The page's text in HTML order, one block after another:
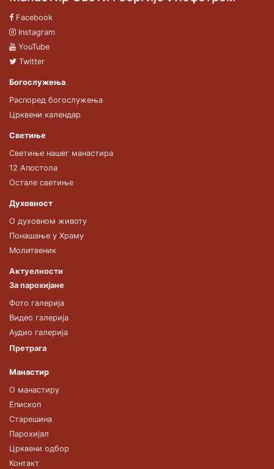
Facebook
Instagram
YouTube
Twitter
Богослужења
Распоред богослужења
Црквени календар
Светиње
Светиње нашег манастира
12 Апостола
Остале светиње
Духовност
О духовном животу
Понашање у Храму
Молитвеник
Актуелности
За парохијане
Фото галерија
Видео галерија
Аудио галерија
Претрага
Манастир
О манастиру
Епископ
Старешина
Парохијал
Црквени одбор
Контакт